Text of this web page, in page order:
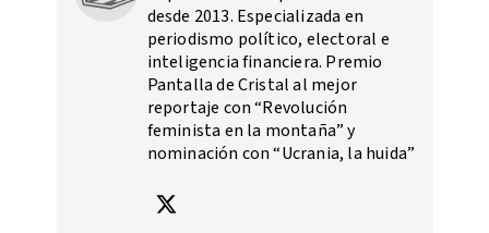
desde 2013. Especializada en
periodismo político, electoral e
inteligencia financiera. Premio
Pantalla de Cristal al mejor
reportaje con “Revolución
feminista en la montaña” y
nominación con “Ucrania, la huida”